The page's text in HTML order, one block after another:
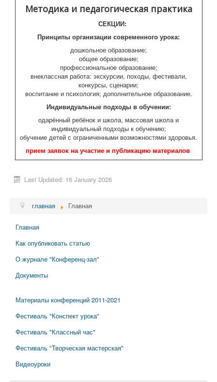
Методика и педагогическая практика
СЕКЦИИ:
Принципы организации современного урока:
дошкольное образование;
общее образование;
профессиональное образование;
внеклассная работа: экскурсии, походы, фестивали,
конкурсы, сценарии;
воспитание и психология; дополнительное образование.
Индивидуальные подходы в обучении:
одарённый ребёнок и школа, массовая школа и
индивидуальный подходы к обучению;
обучение детей с ограниченными возможностями здоровья.
прием заявок на участие и публикацию материалов
Last Updated: 16 January 2026
главная Главная
Главная
Как опубликовать статью
О журнале "Конференц-зал"
Документы
Материалы конференций 2011-2021
Фестиваль "Конспект урока"
Фестиваль "Классный час"
Фестиваль "Творческая мастерская"
Видеоуроки